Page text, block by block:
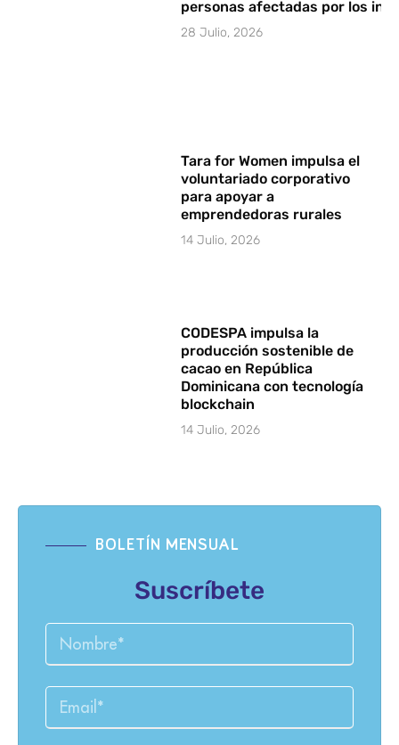
personas afectadas por los
28 Julio, 2026
Tara for Women impulsa el
voluntariado corporativo
para apoyar a
emprendedoras rurales
14 Julio, 2026
CODESPA impulsa la
producción sostenible de
cacao en República
Dominicana con tecnología
blockchain
14 Julio, 2026
BOLETÍN MENSUAL
Suscríbete